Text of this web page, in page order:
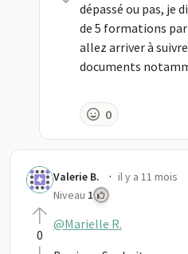
dépassé ou pas, je
de 5 formations
allez arriver à
documents
0
0
Valerie B. · il y a 11 mois
Niveau 1
@Marielle R.